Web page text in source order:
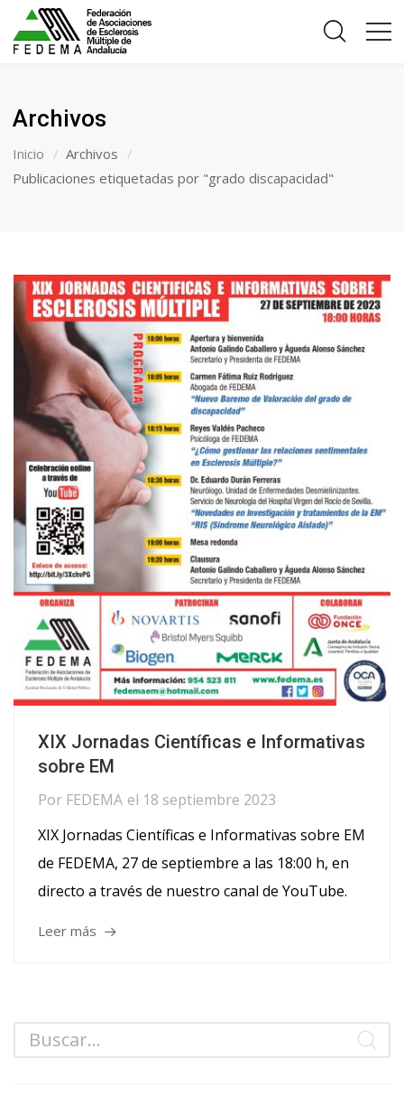
Archivos
Inicio
Archivos
Publicaciones etiquetadas por "grado discapacidad"
XIX Jornadas Científicas e Informativas
sobre EM
Por FEDEMA el 18 septiembre 2023
XIX Jornadas Científicas e Informativas sobre EM
de FEDEMA, 27 de septiembre a las 18:00 h, en
directo a través de nuestro canal de YouTube.
Leer más